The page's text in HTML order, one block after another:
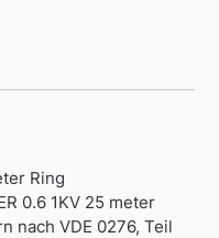
Ring
0.6 1KV 25 meter
nach VDE 0276, Teil